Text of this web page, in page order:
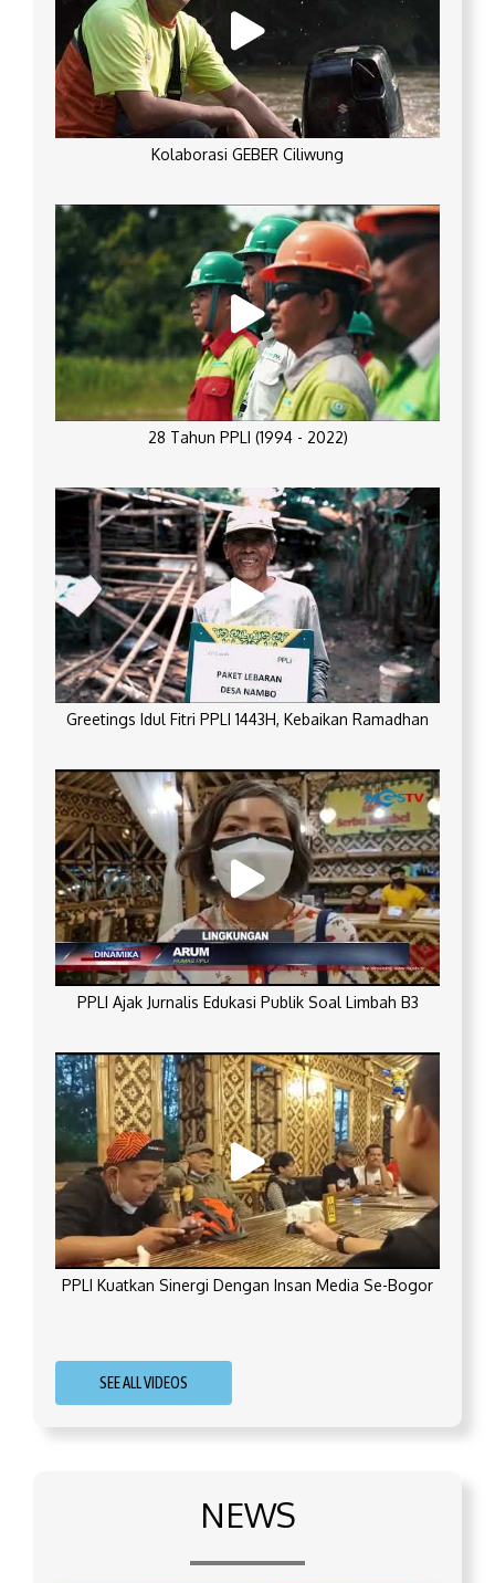
Kolaborasi GEBER Ciliwung
28 Tahun PPLI (1994 - 2022)
Greetings Idul Fitri PPLI 1443H, Kebaikan Ramadhan
PPLI Ajak Jurnalis Edukasi Publik Soal Limbah B3
PPLI Kuatkan Sinergi Dengan Insan Media Se-Bogor
SEE ALL VIDEOS
NEWS